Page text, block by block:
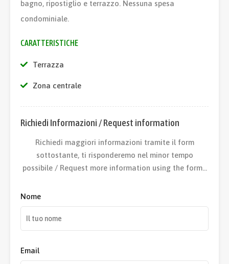
bagno, ripostiglio e terrazzo. Nessuna spesa
condominiale.
CARATTERISTICHE
Terrazza
Zona centrale
Richiedi Informazioni / Request information
Richiedi maggiori informazioni tramite il form
sottostante, ti risponderemo nel minor tempo
possibile / Request more information using the form…
Nome
Email